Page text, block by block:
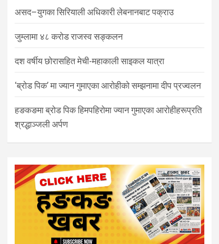
असद–युगका सिरियाली अधिकारी लेबनानबाट पक्राउ
जुम्लामा ४८ करोड राजस्व सङ्कलन
दश वर्षीय छोरासहित मेची-महाकाली साइकल यात्रा
‘ब्रोड पिक’ मा ज्यान गुमाएका आरोहीको सम्झनामा दीप प्रज्वलन
हङकङमा ब्रोड पिक हिमपहिरोमा ज्यान गुमाएका आरोहीहरूप्रति
श्रद्धाञ्जली अर्पण